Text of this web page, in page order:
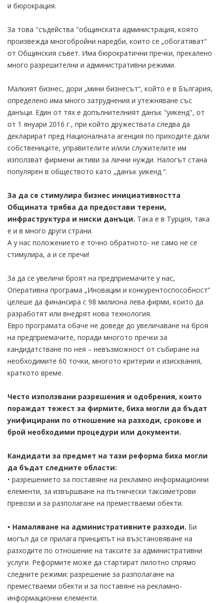
и бюрокрация.
За това "съдейства "общинската администрация, която
произвежда многобройни наредби, които се „обогатяват“
от Общинския съвет. Има бюрократични пречки, прекалено
много разрешителни и административни режими.
Малкият бизнес, дори „мини бизнесът“, който е в България,
определено има много затруднения и утежняване със
данъци. Един от тях е допълнителният данък "уикенд", от
от 1 януари 2016 г., при който дружествата следва да
декларират пред Националната агенция по приходите дали
собствениците, управителите и/или служителите им
използват фирмени активи за лични нужди. Налогът стана
популярен в обществото като „данък уикенд “.
За да се стимулира бизнес инициативността
Общината трябва да предостави терени,
инфраструктура и ниски данъци. Така е в Турция, така
е и в много други страни.
А у нас положението е точно обратното- не само не се
стимулира, а и се пречи!
За да се увеличи броят на предприемачите у нас,
Оперативна програма „Иновации и конкурентоспособност”
целеше да финансира с 98 милиона лева фирми, които да
разработят или внедрят нова технология.
Евро програмата обаче не доведе до увеличаване на броя
на предприемачите, поради многото пречки за
кандидатстване по нея – невъзможност от събиране на
необходимите 60 точки, многото критерии и изисквания,
краткото време.
Често използвани разрешения и одобрения, които
пораждат тежест за фирмите, биха могли да бъдат
унифицирани по отношение на разходи, срокове и
брой необходими процедури или документи.
Кандидати за предмет на тази реформа биха могли
да бъдат следните области:
• разрешението за поставяне на рекламно информационни
елементи, за извършване на пътнически таксиметрови
превози и за разполагане на преместваеми обекти.
• Намаляване на административните разходи. Би
могъл да се прилага принципът на възстановяване на
разходите по отношение на таксите за административни
услуги. Реформите може да стартират пилотно спрямо
следните режими: разрешение за разполагане на
преместваеми обекти и за поставяне на рекламно-
информационни елементи.